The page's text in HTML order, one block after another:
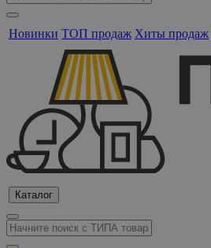
Новинки ТОП продаж Хиты продаж
Каталог